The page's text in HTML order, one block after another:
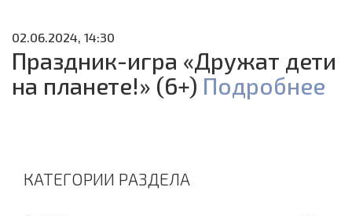
02.06.2024, 14:30
Праздник-игра «Дружат дети
на планете!» (6+) Подробнее
КАТЕГОРИИ РАЗДЕЛА